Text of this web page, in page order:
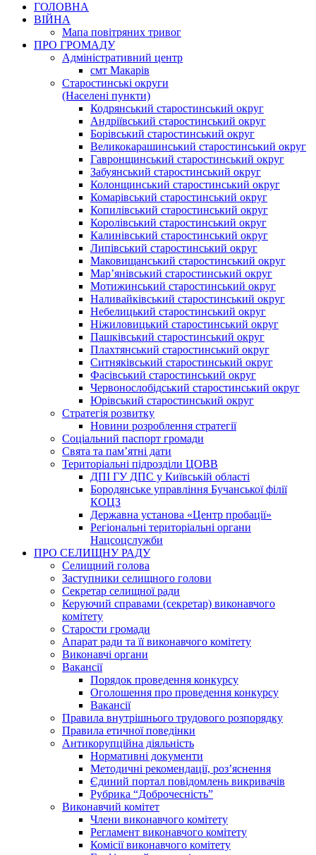
ГОЛОВНА
ВІЙНА
Мапа повітряних тривог
ПРО ГРОМАДУ
Aдміністративний центр
смт Макарів
Старостинські округи
(Населені пункти)
Кодрянський старостинський округ
Андріївський старостинський округ
Борівський старостинський округ
Великокарашинський старостинський округ
Гавронщинський старостинський округ
Забуянський старостинський округ
Колонщинський старостинський округ
Комарівський старостинський округ
Копилівський старостинський округ
Королівський старостинський округ
Калинівський старостинський округ
Липівський старостинський округ
Маковищанський старостинський округ
Мар’янівський старостинський округ
Мотижинський старостинський округ
Наливайківський старостинський округ
Небелицький старостинський округ
Ніжиловицький старостинський округ
Пашківський старостинський округ
Плахтянський старостинський округ
Ситняківський старостинський округ
Фасівський старостинський округ
Червонослобідський старостинський округ
Юрівський старостинський округ
Стратегія розвитку
Новини розроблення стратегії
Соціальний паспорт громади
Свята та пам’ятні дати
Територіальні підрозділи ЦОВВ
ДПІ ГУ ДПС у Київській області
Бородянське управління Бучанської філії
КОЦЗ
Державна установа «Центр пробації»
Регіональні територіальні органи
Нацсоцслужби
ПРО СЕЛИЩНУ РАДУ
Селищний голова
Заступники селищного голови
Секретар селищної ради
Керуючий справами (секретар) виконавчого
комітету
Старости громади
Апарат ради та її виконавчого комітету
Виконавчі органи
Вакансії
Порядок проведення конкурсу
Оголошення про проведення конкурсу
Вакансії
Правила внутрішнього трудового розпорядку
Правила етичної поведінки
Антикорупційна діяльність
Нормативні документи
Методичні рекомендації, роз’яснення
Єдиний портал повідомлень викривачів
Рубрика “Доброчесність”
Виконавчий комітет
Члени виконавчого комітету
Регламент виконавчого комітету
Комісії виконавчого комітету